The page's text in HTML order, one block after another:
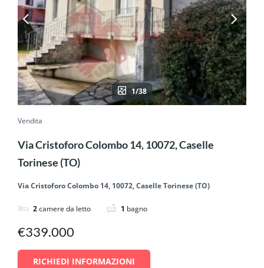
1/38
Vendita
Via Cristoforo Colombo 14, 10072, Caselle
Torinese (TO)
Via Cristoforo Colombo 14, 10072, Caselle Torinese (TO)
2camere da letto 1 bagno
€339.000
RICHIEDI INFORMAZIONI